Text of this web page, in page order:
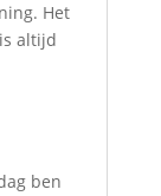
Het
altijd
ben